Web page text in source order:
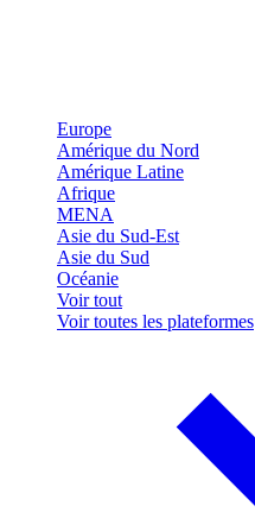
Europe
Amérique du Nord
Amérique Latine
Afrique
MENA
Asie du Sud-Est
Asie du Sud
Océanie
Voir tout
Voir toutes les plateformes